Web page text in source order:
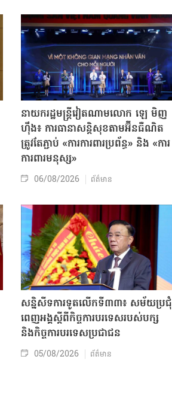
នាយករដ្ឋមន្ត្រីវៀតណាមលោក ឡេ មិញ
ហ៊ឹង៖ ការធានាសន្តិសុខតាមអ៊ីនធឺណិត
ត្រូវតែភ្ជាប់ «ការការពារប្រព័ន្ធ» និង «ការ
ការពារមនុស្ស»
06/08/2026 ព័ត៌មាន
សន្និសីទការទូតលើកទី៣៣៖ សម័យប្រជុំ
ពេញអង្គស្តីពីកិច្ច​ការបរទេសរបស់​បក្ស
និងកិច្ច​ការបរទេសប្រជាជន
05/08/2026 ព័ត៌មាន